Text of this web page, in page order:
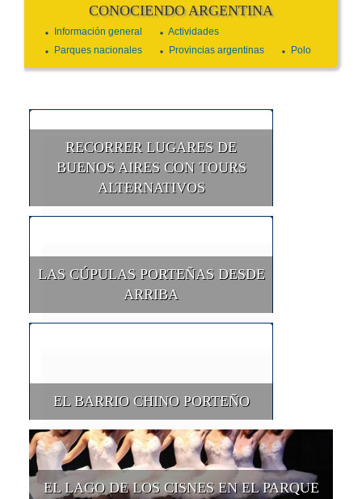
CONOCIENDO ARGENTINA
Información general
Actividades
Parques nacionales
Provincias argentinas Polo
RECORRER LUGARES DE
BUENOS AIRES CON TOURS
ALTERNATIVOS
LAS CÚPULAS PORTEÑAS DESDE
ARRIBA
EL BARRIO CHINO PORTEÑO
EL LAGO DE LOS CISNES EN EL PARQUE